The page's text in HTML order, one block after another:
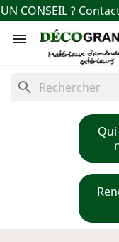
UN CONSEIL ?

search